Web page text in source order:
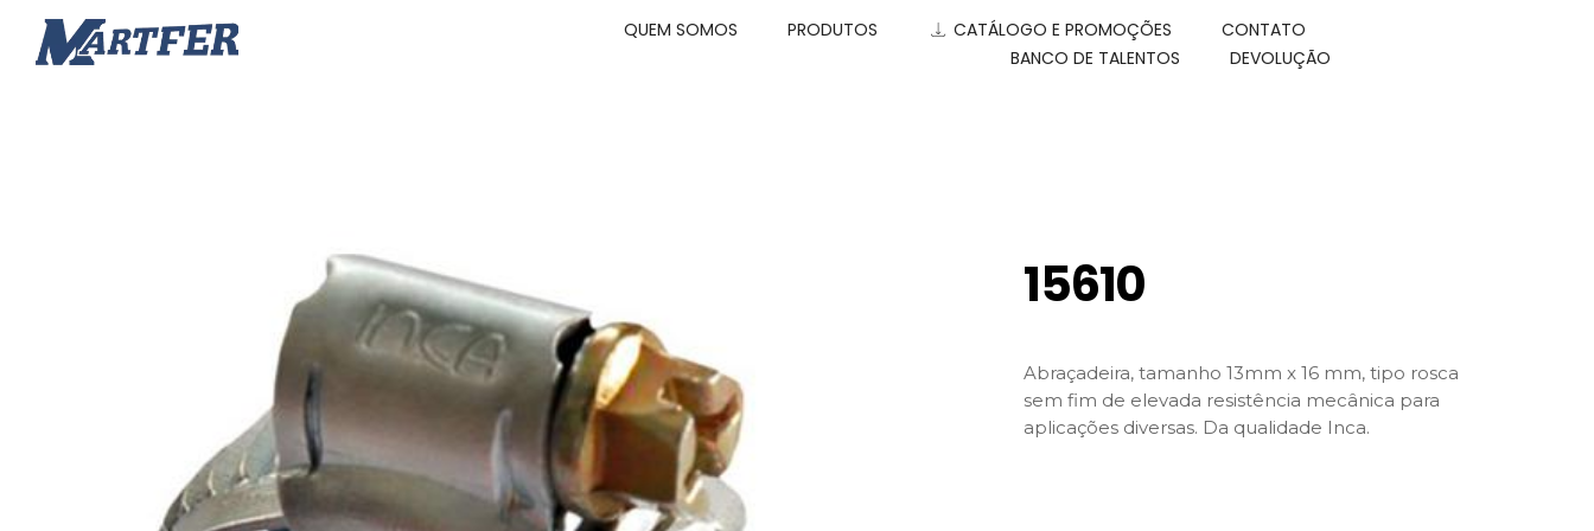
QUEM SOMOS PRODUTOS CATÁLOGO E PROMOÇÕES
CONTATO
BANCO DE TALENTOS
DEVOLUÇÃO
15610
Abraçadeira, tamanho 13mm x 16 mm, tipo rosca
sem fim de elevada resistência mecânica para
aplicações diversas. Da qualidade Inca.